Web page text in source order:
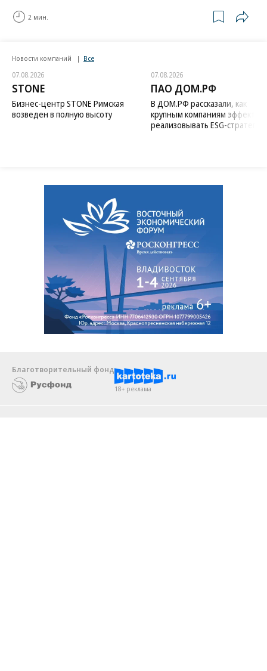
2 мин.
Новости компаний Все
07.08.2026
STONE
Бизнес-центр STONE Римская
возведен в полную высоту
07.08.2026
ПАО ДОМ.РФ
В ДОМ.РФ рассказали, как
крупным компаниям
реализовывать ESG-стратегию
Благотворительный фонд
18+ реклама